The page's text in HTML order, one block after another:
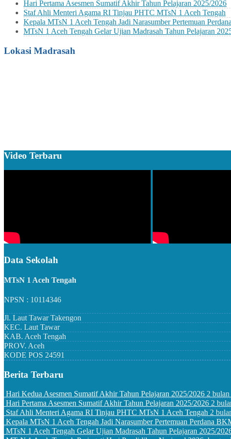
Hari Pertama Asesmen Sumatif Akhir Tahun Pelajaran 2025/2026
Staf Ahli Menteri Agama RI Tinjau PHTC MTsN 1 Aceh Tengah
Kepala MTsN 1 Aceh Tengah Jadi Narasumber Pertemuan
MTsN 1 Aceh Tengah Gelar Ujian Madrasah Tahun Pelajaran
Lokasi Madrasah
Video Terbaru
Data Sekolah
MTsN 1 Aceh Tengah
NPSN : 10114346
Jl. Laut Tawar Takengon
KEC. Laut Tawar
KAB. Aceh Tengah
PROV. Aceh
KODE POS 24591
Berita Terbaru
Hari Kedua Asesmen Sumatif Akhir Tahun Pelajaran 2025/2026 2
Hari Pertama Asesmen Sumatif Akhir Tahun Pelajaran 2025/2026 2
Staf Ahli Menteri Agama RI Tinjau PHTC MTsN 1 Aceh Tengah 2
Kepala MTsN 1 Aceh Tengah Jadi Narasumber Pertemuan Perdana
MTsN 1 Aceh Tengah Gelar Ujian Madrasah Tahun Pelajaran 2025/